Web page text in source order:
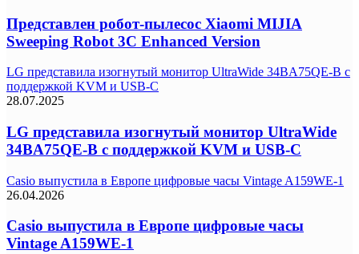
Представлен робот-пылесос Xiaomi MIJIA
Sweeping Robot 3C Enhanced Version
LG представила изогнутый монитор UltraWide 34BA75QE-B с
поддержкой KVM и USB-C
28.07.2025
LG представила изогнутый монитор UltraWide
34BA75QE-B с поддержкой KVM и USB-C
Casio выпустила в Европе цифровые часы Vintage A159WE-1
26.04.2026
Casio выпустила в Европе цифровые часы
Vintage A159WE-1